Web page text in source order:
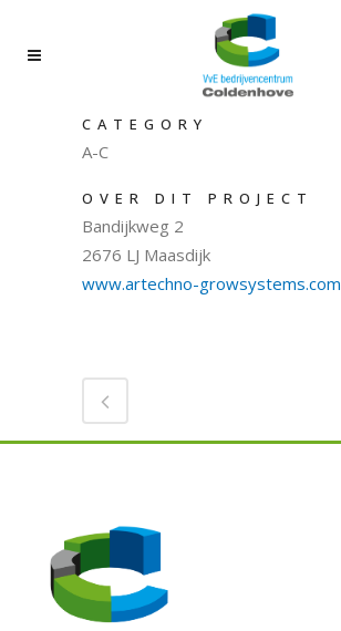
CATEGORY
A-C
OVER DIT PROJECT
Bandijkweg 2
2676 LJ Maasdijk
www.artechno-growsystems.com